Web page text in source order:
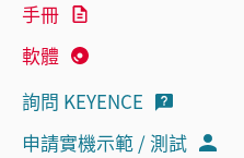
手冊
軟體
詢問 KEYENCE
申請實機示範 / 測試